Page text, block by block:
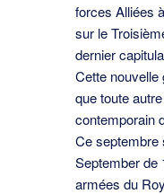
forces Alliées
sur le
dernier
Cette nouvelle
que toute
contemporain
Ce septembre
September de
armées du